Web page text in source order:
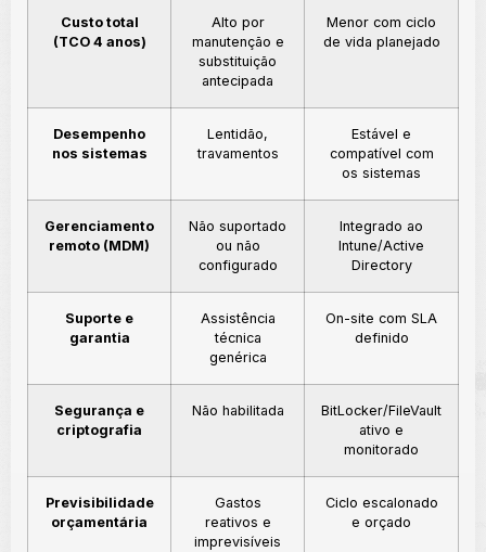
Custo total
(TCO 4 anos)
Alto por
manutenção e
substituição
antecipada
Menor com ciclo
de vida planejado
Desempenho
nos sistemas
Lentidão,
travamentos
Estável e
compatível com
os sistemas
Gerenciamento
remoto (MDM)
Não suportado
ou não
configurado
Integrado ao
Intune/Active
Directory
Suporte e
garantia
Assistência
técnica
genérica
On-site com SLA
definido
Segurança e
criptografia
Não habilitada
BitLocker/FileVault
ativo e
monitorado
Previsibilidade
orçamentária
Gastos
reativos e
imprevisíveis
Ciclo escalonado
e orçado